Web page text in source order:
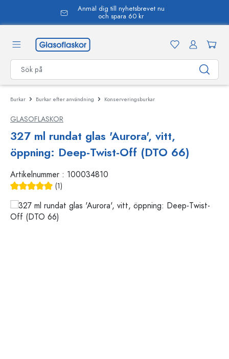
Anmäl dig till nyhetsbrevet nu
och spara 60 kr
Burkar Burkar efter användning Konserveringsburkar
GLASOFLASKOR
327 ml rundat glas 'Aurora', vitt,
öppning: Deep-Twist-Off (DTO 66)
Artikelnummer : 100034810
(1)